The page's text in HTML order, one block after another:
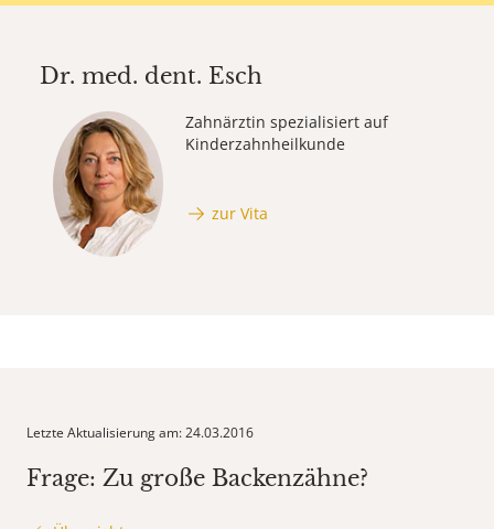
Dr. med. dent. Esch
Zahnärztin spezialisiert auf
Kinderzahnheilkunde
zur Vita
Letzte Aktualisierung am: 24.03.2016
Frage: Zu große Backenzähne?